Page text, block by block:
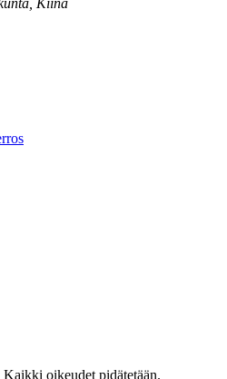
Kiina
oikeudet pidätetään.